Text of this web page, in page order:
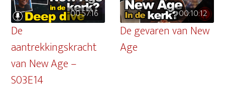
00:57:16
De
aantrekkingskracht
van New Age –
S03E14
00:10:12
De gevaren van New
Age